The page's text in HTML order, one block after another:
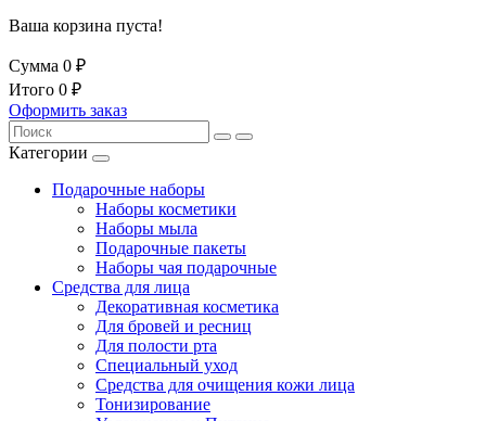
Ваша корзина пуста!
Сумма 0 ₽
Итого 0 ₽
Оформить заказ
Категории
Подарочные наборы
Наборы косметики
Наборы мыла
Подарочные пакеты
Наборы чая подарочные
Средства для лица
Декоративная косметика
Для бровей и ресниц
Для полости рта
Специальный уход
Средства для очищения кожи лица
Тонизирование